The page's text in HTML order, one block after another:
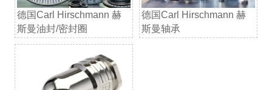
德国Carl Hirschmann 赫
斯曼油封/密封圈
德国Carl Hirschmann 赫
斯曼轴承